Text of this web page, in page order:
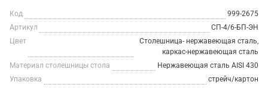
Код
999-2675
Артикул
СП-4/6-БП-ЭН
Цвет
Столешница- нержавеющая сталь,
каркас-нержавеющая сталь
Материал столешницы стола
Нержавеющая сталь AISI 430
Упаковка
стрейч/картон